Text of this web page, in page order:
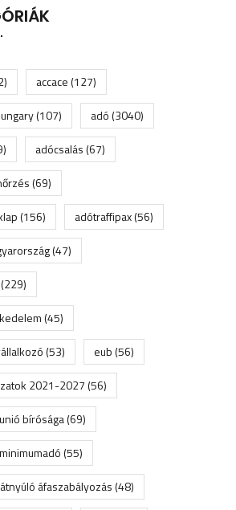
accace(127)
(107) adó(3040)
adócsalás(67)
(69)
(156) adótraffipax(56)
(47)
(229)
(45)
(53) eub(56)
2021-2027(56)
bírósága(69)
(55)
áfaszabályozás(48)